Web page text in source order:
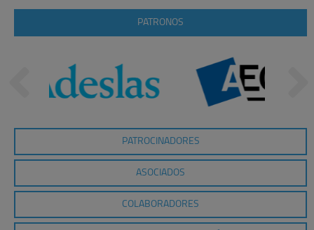
PATRONOS
PATROCINADORES
ASOCIADOS
COLABORADORES